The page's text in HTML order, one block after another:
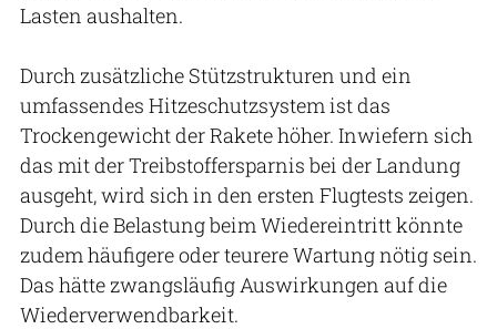
Lasten aushalten.
Durch zusätzliche Stützstrukturen und ein
umfassendes Hitzeschutzsystem ist das
Trockengewicht der Rakete höher. Inwiefern sich
das mit der Treibstoffersparnis bei der Landung
ausgeht, wird sich in den ersten Flugtests zeigen.
Durch die Belastung beim Wiedereintritt könnte
zudem häufigere oder teurere Wartung nötig sein.
Das hätte zwangsläufig Auswirkungen auf die
Wiederverwendbarkeit.